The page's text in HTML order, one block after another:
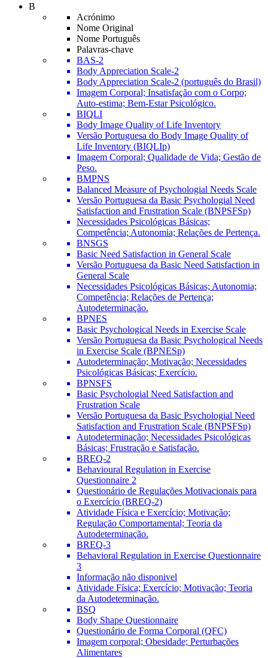
B
Acrónimo
Nome Original
Nome Português
Palavras-chave
BAS-2
Body Appreciation Scale-2
Body Appreciation Scale-2 (português do Brasil)
Imagem Corporal; Insatisfação com o Corpo;
Auto-estima; Bem-Estar Psicológico.
BIQLI
Body Image Quality of Life Inventory
Versão Portuguesa do Body Image Quality of
Life Inventory (BIQLIp)
Imagem Corporal; Qualidade de Vida; Gestão de
Peso.
BMPNS
Balanced Measure of Psychologial Needs Scale
Versão Portuguesa da Basic Psychologial Need
Satisfaction and Frustration Scale (BNPSFSp)
Necessidades Psicológicas Básicas;
Competência; Autonomia; Relações de Pertença.
BNSGS
Basic Need Satisfaction in General Scale
Versão Portuguesa da Basic Need Satisfaction in
General Scale
Necessidades Psicológicas Básicas; Autonomia;
Competência; Relações de Pertença;
Autodeterminação.
BPNES
Basic Psychological Needs in Exercise Scale
Versão Portuguesa da Basic Psychological Needs
in Exercise Scale (BPNESp)
Autodeterminação; Motivação; Necessidades
Psicológicas Básicas; Exercício.
BPNSFS
Basic Psychologial Need Satisfaction and
Frustration Scale
Versão Portuguesa da Basic Psychologial Need
Satisfaction and Frustration Scale (BNPSFSp)
Autodeterminação; Necessidades Psicológicas
Básicas; Frustração e Satisfação.
BREQ-2
Behavioural Regulation in Exercise
Questionnaire 2
Questionário de Regulações Motivacionais para
o Exercício (BREQ-2)
Atividade Física e Exercício; Motivação;
Regulação Comportamental; Teoria da
Autodeterminação.
BREQ-3
Behavioral Regulation in Exercise Questionnaire
3
Informação não disponivel
Atividade Física; Exercício; Motivação; Teoria
da Autodeterminação.
BSQ
Body Shape Questionnaire
Questionário de Forma Corporal (QFC)
Imagem corporal; Obesidade; Perturbações
Alimentares